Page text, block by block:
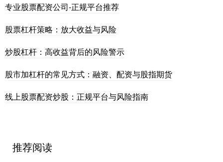
专业股票配资公司-正规平台推荐
股票杠杆策略：放大收益与风险
炒股杠杆：高收益背后的风险警示
股市加杠杆的常见方式：融资、配资与股指期货
线上股票配资炒股：正规平台与风险指南
推荐阅读